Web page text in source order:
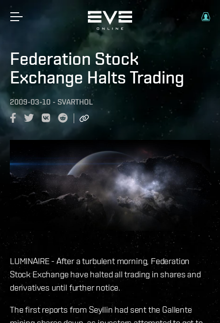
Federation Stock
Exchange Halts Trading
2009-03-10 - SVARTHOL
LUMINAIRE - After a turbulent morning, Federation
Stock Exchange have halted all trading in shares and
derivatives until further notice.
The first reports from Seyllin had sent the Gallente